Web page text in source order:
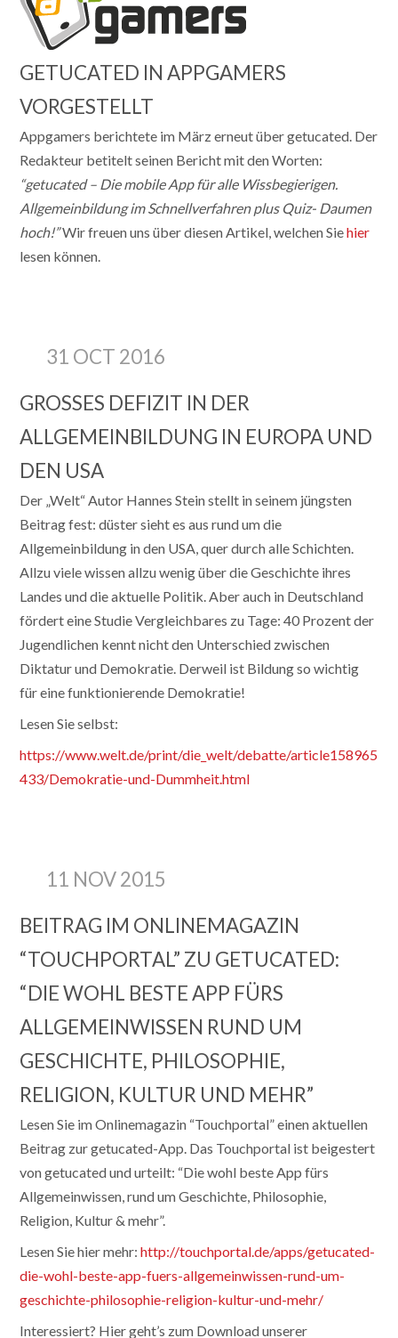
GETUCATED IN APPGAMERS
VORGESTELLT
Appgamers berichtete im März erneut über getucated. Der
Redakteur betitelt seinen Bericht mit den Worten:
“getucated – Die mobile App für alle Wissbegierigen.
Allgemeinbildung im Schnellverfahren plus Quiz- Daumen
hoch!”Wir freuen uns über diesen Artikel, welchen Siehier
lesen können.
31 OCT 2016
GROSSES DEFIZIT IN DER A
LLGEMEINBILDUNG IN EUROPA UND D
EN USA
Der „Welt“ Autor Hannes Stein stellt in seinem jüngsten
Beitrag fest: düster sieht es aus rund um die
Allgemeinbildung in den USA, quer durch alle Schichten.
Allzu viele wissen allzu wenig über die Geschichte ihres
Landes und die aktuelle Politik. Aber auch in Deutschland
fördert eine Studie Vergleichbares zu Tage: 40 Prozent der
Jugendlichen kennt nicht den Unterschied zwischen
Diktatur und Demokratie. Derweil ist Bildung so wichtig
für eine funktionierende Demokratie!
Lesen Sie selbst:
https://www.welt.de/print/die_welt/debatte/article158965
433/Demokratie-und-Dummheit.html
11 NOV 2015
BEITRAG IM ONLINEMAGAZIN
“TOUCHPORTAL” ZU GETUCATED:
“DIE WOHL BESTE APP FÜRS
ALLGEMEINWISSEN RUND UM
GESCHICHTE, PHILOSOPHIE,
RELIGION, KULTUR UND MEHR”
Lesen Sie im Onlinemagazin “Touchportal” einen aktuellen
Beitrag zur getucated-App. Das Touchportal ist beigestert
von getucated und urteilt: “Die wohl beste App fürs
Allgemeinwissen, rund um Geschichte, Philosophie,
Religion, Kultur & mehr”.
Lesen Sie hier mehr:http://touchportal.de/apps/getucated-
die-wohl-beste-app-fuers-allgemeinwissen-rund-um-
geschichte-philosophie-religion-kultur-und-mehr/
Interessiert? Hier geht’s zum Download unserer